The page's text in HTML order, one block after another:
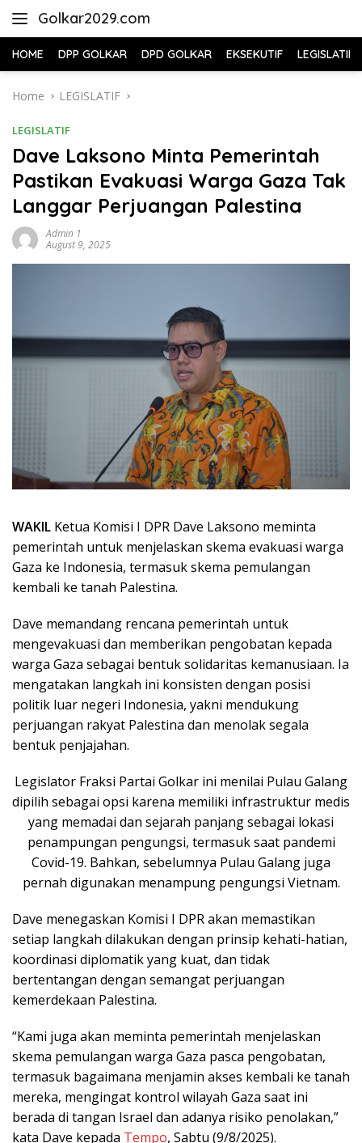
Golkar2029.com
HOME DPP GOLKAR DPD GOLKAR EKSEKUTIF LEGISLATIF
Home LEGISLATIF
LEGISLATIF
Dave Laksono Minta Pemerintah
Pastikan Evakuasi Warga Gaza Tak
Langgar Perjuangan Palestina
Admin 1
August 9, 2025
WAKIL Ketua Komisi I DPR Dave Laksono meminta
pemerintah untuk menjelaskan skema evakuasi warga
Gaza ke Indonesia, termasuk skema pemulangan
kembali ke tanah Palestina.
Dave memandang rencana pemerintah untuk
mengevakuasi dan memberikan pengobatan kepada
warga Gaza sebagai bentuk solidaritas kemanusiaan. Ia
mengatakan langkah ini konsisten dengan posisi
politik luar negeri Indonesia, yakni mendukung
perjuangan rakyat Palestina dan menolak segala
bentuk penjajahan.
Legislator Fraksi Partai Golkar ini menilai Pulau Galang
dipilih sebagai opsi karena memiliki infrastruktur medis
yang memadai dan sejarah panjang sebagai lokasi
penampungan pengungsi, termasuk saat pandemi
Covid-19. Bahkan, sebelumnya Pulau Galang juga
pernah digunakan menampung pengungsi Vietnam.
Dave menegaskan Komisi I DPR akan memastikan
setiap langkah dilakukan dengan prinsip kehati-hatian,
koordinasi diplomatik yang kuat, dan tidak
bertentangan dengan semangat perjuangan
kemerdekaan Palestina.
“Kami juga akan meminta pemerintah menjelaskan
skema pemulangan warga Gaza pasca pengobatan,
termasuk bagaimana menjamin akses kembali ke tanah
mereka, mengingat kontrol wilayah Gaza saat ini
berada di tangan Israel dan adanya risiko penolakan,”
kata Dave kepada Tempo, Sabtu (9/8/2025).